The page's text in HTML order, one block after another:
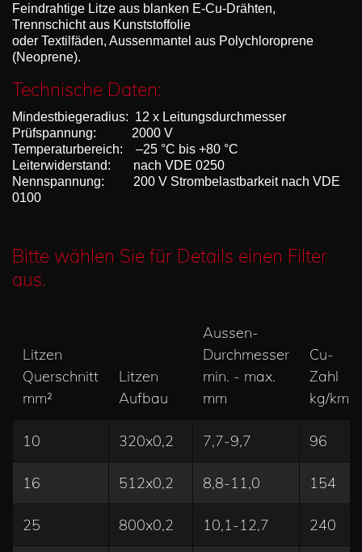
Feindrahtige Litze aus blanken E-Cu-Drähten,
Trennschicht aus Kunststoffolie
oder Textilfäden, Aussenmantel aus Polychloroprene
(Neoprene).
Technische Daten:
Mindestbiegeradius: 12 x Leitungsdurchmesser
Prüfspannung: 2000 V
Temperaturbereich: –25 °C bis +80 °C
Leiterwiderstand: nach VDE 0250
Nennspannung: 200 V Strombelastbarkeit nach VDE
0100
Bitte wählen Sie für Details einen Filter
aus.
Litzen
Querschnitt
mm²
Litzen
Aufbau
Aussen-
Durchmesser
min. - max.
mm
Cu-
Zahl
kg/km
10 320x0,2 7,7-9,7 96
16 512x0,2 8,8-11,0 154
25 800x0,2 10,1-12,7 240